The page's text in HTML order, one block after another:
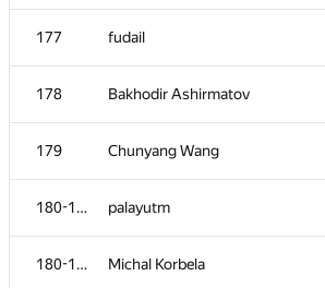
177 fudail
178 Bakhodir Ashirmatov
179 Chunyang Wang
180-181 palayutm
180-181 Michal Korbela
160 _dale@tut.by
hiasat
Nike_VML
Fata1ist
164 deadman